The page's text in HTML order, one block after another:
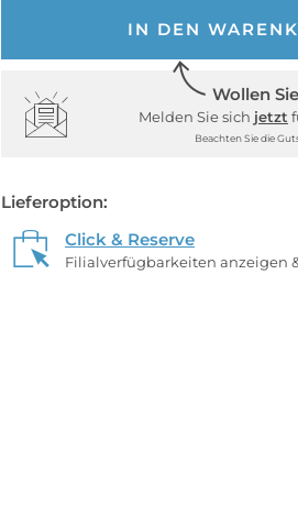
IN DEN
Wollen
Melden Sie sich jetzt
Beachten Sie die
Lieferoption:
Click & Reserve
Filialverfügbarkeiten anzeigen